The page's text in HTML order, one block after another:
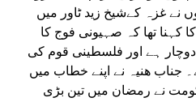
نے غزہ کےشیخ زید ٹاور میں
کہنا تھا کہ صہیونی فوج کا
ہے اور فلسطینی قوم کی
ھنیہ نے اپنے خطاب میں
نے رمضان میں تین بڑی